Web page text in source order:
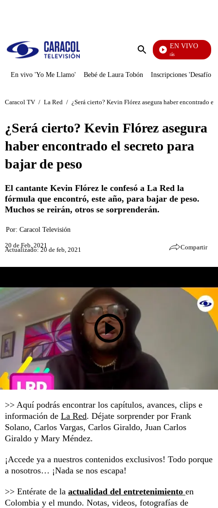
Enviar
EN VIVO
También Caerás
En vivo 'Yo Me Llamo' Bebé de Laura Tobón Inscripciones 'Desafío'
Caracol TV / La Red / ¿Será cierto? Kevin Flórez asegura haber encontrado el
¿Será cierto? Kevin Flórez asegura
haber encontrado el secreto para
bajar de peso
El cantante Kevin Flórez le confesó a La Red la
fórmula que encontró, este año, para bajar de peso.
Muchos se reirán, otros se sorprenderán.
Por: Caracol Televisión
20 de Feb, 2021
Actualizado: 20 de feb, 2021 Compartir
>> Aquí podrás encontrar los capítulos, avances, clips e
información de La Red. Déjate sorprender por Frank
Solano, Carlos Vargas, Carlos Giraldo, Juan Carlos
Giraldo y Mary Méndez.
¡Accede ya a nuestros contenidos exclusivos! Todo porque
a nosotros… ¡Nada se nos escapa!
>> Entérate de la actualidad del entretenimiento en
Colombia y el mundo. Notas, videos, fotografías de